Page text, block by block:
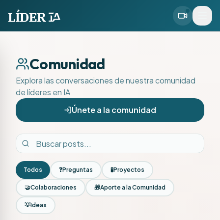
Comunidad
Explora las conversaciones de nuestra comunidad
de líderes en IA
Únete a la comunidad
Todos ❓Preguntas 🧪Proyectos
🤝Colaboraciones 🎁Aporte a la Comunidad
💡Ideas